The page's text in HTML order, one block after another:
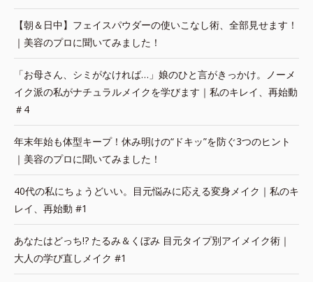
【朝＆日中】フェイスパウダーの使いこなし術、全部見せます！
｜美容のプロに聞いてみました！
「お母さん、シミがなければ…」娘のひと言がきっかけ。ノーメ
イク派の私がナチュラルメイクを学びます｜私のキレイ、再始動
＃4
年末年始も体型キープ！休み明けの“ドキッ”を防ぐ3つのヒント
｜美容のプロに聞いてみました！
40代の私にちょうどいい。目元悩みに応える変身メイク｜私のキ
レイ、再始動 #1
あなたはどっち!? たるみ＆くぼみ 目元タイプ別アイメイク術｜
大人の学び直しメイク #1